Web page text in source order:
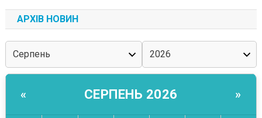
АРХІВ НОВИН
« СЕРПЕНЬ 2026 »